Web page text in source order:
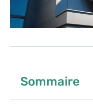
Sommaire